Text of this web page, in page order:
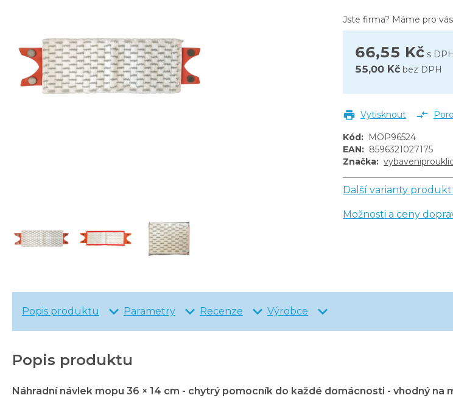
66,55 Kč s DPH
55,00 Kč bez DPH
Jste firma? Máme pro
Vytisknout
Kód: MOP96524
EAN: 8596321027175
Značka:
Další varianty
Možnosti a ceny
Popis produktu Parametry Recenze Výrobce
Popis produktu
Náhradní návlek mopu 36 × 14 cm - chytrý pomocník do každé domácnosti - vhodný na